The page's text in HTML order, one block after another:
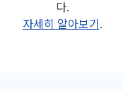
다.
자세히 알아보기 .